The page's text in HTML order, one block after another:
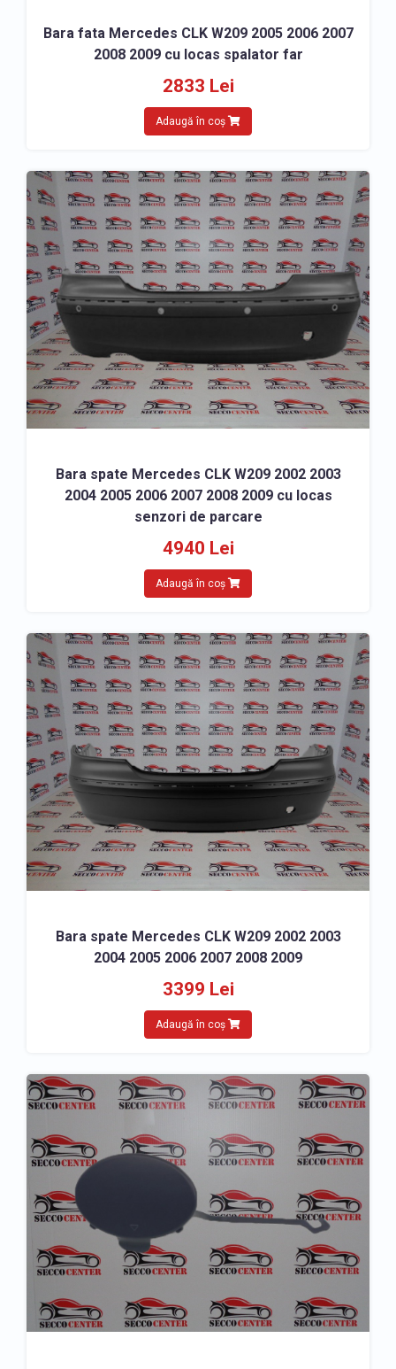
Bara fata Mercedes CLK W209 2005 2006 2007
2008 2009 cu locas spalator far
2833 Lei
Adaugă în coș
Bara spate Mercedes CLK W209 2002 2003
2004 2005 2006 2007 2008 2009 cu locas
senzori de parcare
4940 Lei
Adaugă în coș
Bara spate Mercedes CLK W209 2002 2003
2004 2005 2006 2007 2008 2009
3399 Lei
Adaugă în coș